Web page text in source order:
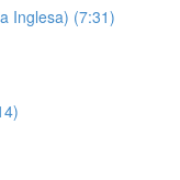
Inglesa) (7:31)